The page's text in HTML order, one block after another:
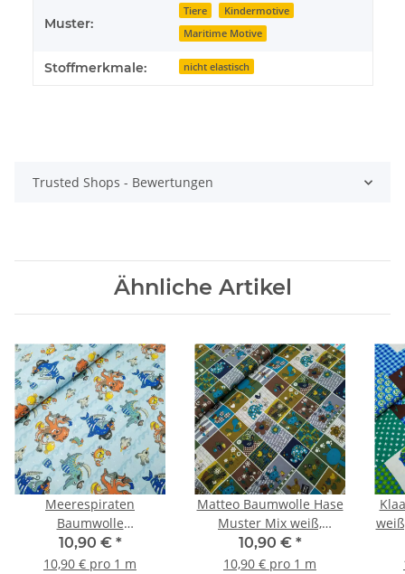
Muster:
Tiere
Kindermotive
Maritime Motive
Stoffmerkmale: nicht elastisch
Trusted Shops - Bewertungen
Ähnliche Artikel
Meerespiraten
Baumwolle
Meerestierpiraten blau,
orange
10,90 € *
10,90 € pro 1 m
Matteo Baumwolle Hase
Muster Mix weiß,
dunkelblau, olivgrün
10,90 € *
10,90 € pro 1 m